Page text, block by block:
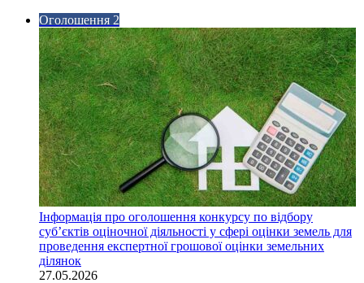
Оголошення 2
Інформація про оголошення конкурсу по відбору
суб’єктів оціночної діяльності у сфері оцінки земель для
проведення експертної грошової оцінки земельних
ділянок
27.05.2026